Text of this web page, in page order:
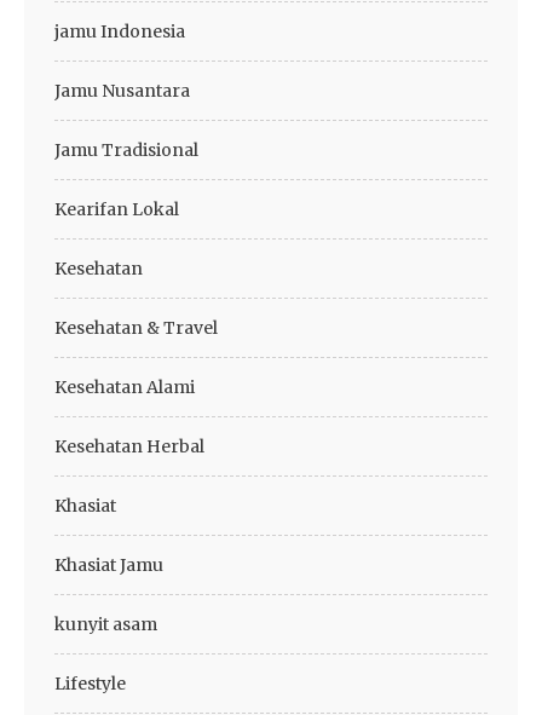
jamu Indonesia
Jamu Nusantara
Jamu Tradisional
Kearifan Lokal
Kesehatan
Kesehatan & Travel
Kesehatan Alami
Kesehatan Herbal
Khasiat
Khasiat Jamu
kunyit asam
Lifestyle